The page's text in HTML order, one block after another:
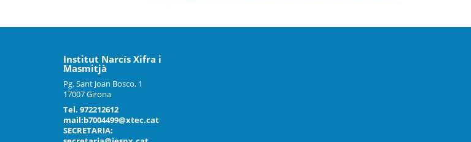
Institut Narcís Xifra i
Masmitjà
Pg. Sant Joan Bosco, 1
17007 Girona
Tel. 972212612
mail:b7004499@xtec.cat
SECRETARIA: